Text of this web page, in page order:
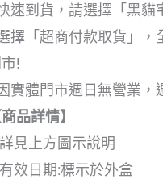
速到貨，請選擇「黑貓
擇「超商付款取貨」，
!
實體門市週日無營業，
商品詳情】
見上方圖示說明
效日期:標示於外盒